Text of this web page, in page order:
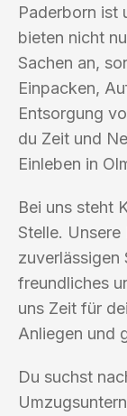
Paderborn ist
bieten nicht
Sachen an,
Einpacken,
Entsorgung
du Zeit und
Einleben in
Bei uns steht
Stelle. Unsere
zuverlässigen
freundliches
uns Zeit für
Anliegen und
Du suchst